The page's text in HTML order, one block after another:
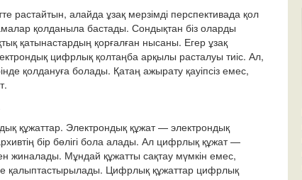
растайтын, алайда ұзақ мерзімді перспективада қол
қолданыла бастады. Сондықтан біз оларды
қатынастардың қорғалған нысаны. Егер ұзақ
цифрлық қолтаңба арқылы расталуы тиіс. Ал,
қолдануға болады. Қатаң ажырату қауіпсіз емес,
құжаттар. Электрондық құжат — электрондық
бір бөлігі бола алады. Ал цифрлық құжат —
жиналады. Мұндай құжатты сақтау мүмкін емес,
қалыптастырылады. Цифрлық құжаттар цифрлық